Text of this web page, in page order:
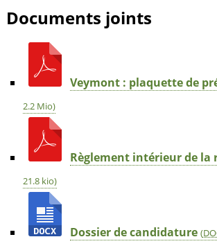
Documents joints
Veymont : plaquette de
2.2 Mio)
Règlement intérieur de la
21.8 kio)
Dossier de candidature (